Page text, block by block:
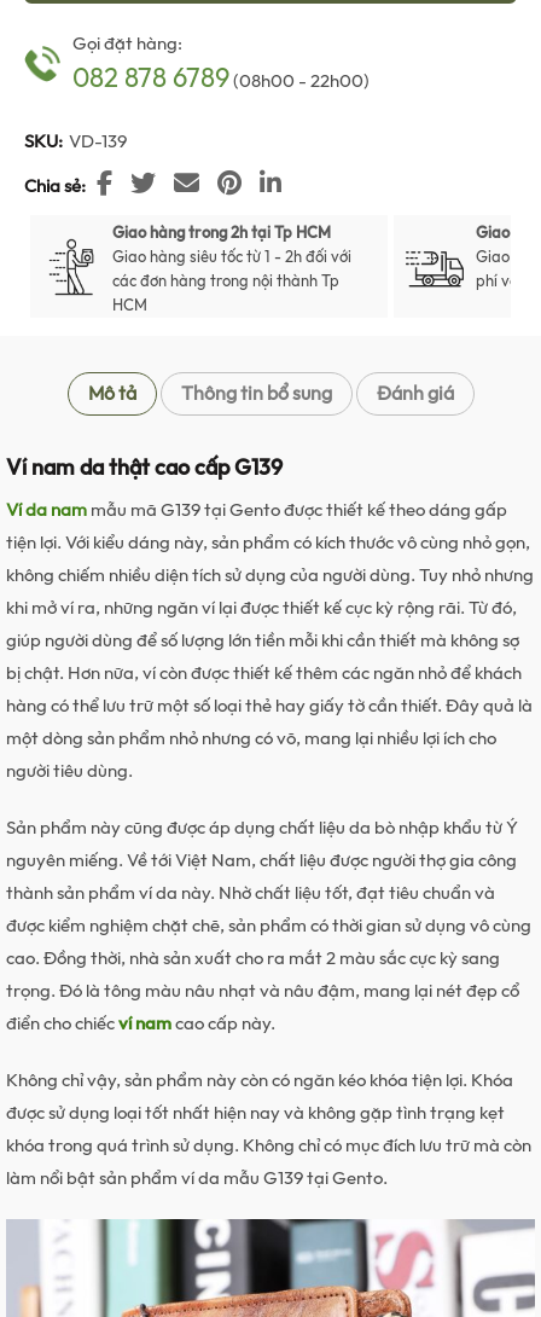
Gọi đặt hàng:
082 878 6789(08h00 - 22h00)
SKU: VD-139
Chia sẻ
Giao hàng trong 2h tại Tp HCM
Giao hàng siêu tốc từ 1 - 2h đối với
các đơn hàng trong nội thành Tp
HCM
Giao
Giao
phí với
Mô tả Thông tin bổ sung Đánh giá
Ví nam da thật cao cấp G139
Ví da nammẫu mã G139 tại Gento được thiết kế theo dáng gấp
tiện lợi. Với kiểu dáng này, sản phẩm có kích thước vô cùng nhỏ gọn,
không chiếm nhiều diện tích sử dụng của người dùng. Tuy nhỏ nhưng
khi mở ví ra, những ngăn ví lại được thiết kế cực kỳ rộng rãi. Từ đó,
giúp người dùng để số lượng lớn tiền mỗi khi cần thiết mà không sợ
bị chật. Hơn nữa, ví còn được thiết kế thêm các ngăn nhỏ để khách
hàng có thể lưu trữ một số loại thẻ hay giấy tờ cần thiết. Đây quả là
một dòng sản phẩm nhỏ nhưng có võ, mang lại nhiều lợi ích cho
người tiêu dùng.
Sản phẩm này cũng được áp dụng chất liệu da bò nhập khẩu từ Ý
nguyên miếng. Về tới Việt Nam, chất liệu được người thợ gia công
thành sản phẩm ví da này. Nhờ chất liệu tốt, đạt tiêu chuẩn và
được kiểm nghiệm chặt chẽ, sản phẩm có thời gian sử dụng vô cùng
cao. Đồng thời, nhà sản xuất cho ra mắt 2 màu sắc cực kỳ sang
trọng. Đó là tông màu nâu nhạt và nâu đậm, mang lại nét đẹp cổ
điển cho chiếcví namcao cấp này.
Không chỉ vậy, sản phẩm này còn có ngăn kéo khóa tiện lợi. Khóa
được sử dụng loại tốt nhất hiện nay và không gặp tình trạng kẹt
khóa trong quá trình sử dụng. Không chỉ có mục đích lưu trữ mà còn
làm nổi bật sản phẩm ví da mẫu G139 tại Gento.